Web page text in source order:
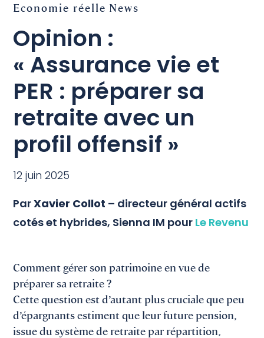
Economie réelle News
Opinion :
« Assurance vie et
PER : préparer sa
retraite avec un
profil offensif »
12 juin 2025
ParXavier Collot – directeur général actifs
cotés et hybrides, Sienna IM pour Le Revenu
Comment gérer son patrimoine en vue de
préparer sa retraite ?
Cette question est d’autant plus cruciale que peu
d’épargnants estiment que leur future pension,
issue du système de retraite par répartition,